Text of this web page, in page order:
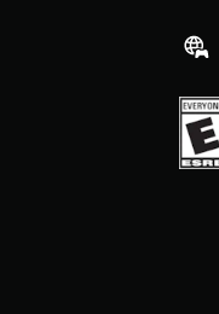
a
c
o
n
s